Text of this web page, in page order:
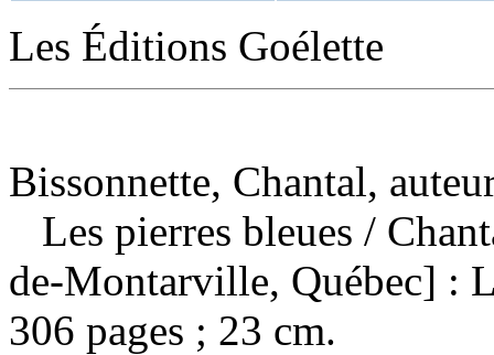
Les Éditions Goélette
Bissonnette, Chantal,
Les pierres bleues /
de-Montarville, Québec] :
306 pages ; 23 cm.